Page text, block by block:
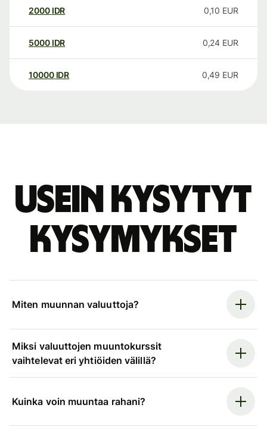
2000 IDR 0,10 EUR
5000 IDR 0,24 EUR
10000 IDR 0,49 EUR
Usein kysytyt
kysymykset
Miten muunnan valuuttoja?
Miksi valuuttojen muuntokurssit
vaihtelevat eri yhtiöiden välillä?
Kuinka voin muuntaa rahani?